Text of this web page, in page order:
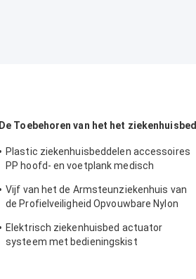
De Toebehoren van het het ziekenhuisbed
Plastic ziekenhuisbeddelen accessoires
PP hoofd- en voetplank medisch
Vijf van het de Armsteunziekenhuis van
de Profielveiligheid Opvouwbare Nylon
Elektrisch ziekenhuisbed actuator
systeem met bedieningskist